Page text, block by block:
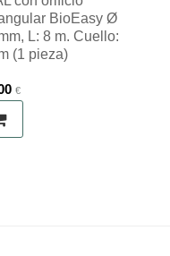
BioEasy Ø
L: 8 m. Cuello:
(1 pieza)
€